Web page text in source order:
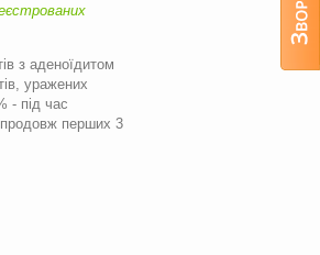
з аденоїдитом
уражених
- під час
перших 3